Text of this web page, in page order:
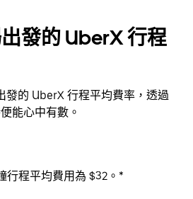
發的 UberX 行程
發的 UberX 行程平均費率，透過
能心中有數。
行程平均費用為 $32。*